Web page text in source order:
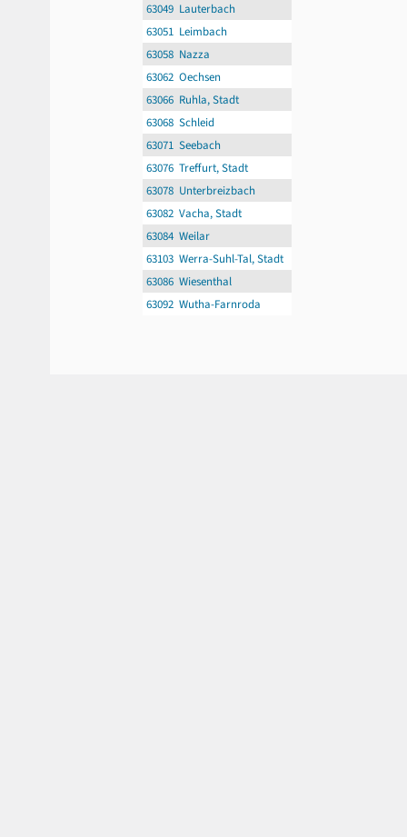
63049 Lauterbach
63051 Leimbach
63058 Nazza
63062 Oechsen
63066 Ruhla, Stadt
63068 Schleid
63071 Seebach
63076 Treffurt, Stadt
63078 Unterbreizbach
63082 Vacha, Stadt
63084 Weilar
63103 Werra-Suhl-Tal, Stadt
63086 Wiesenthal
63092 Wutha-Farnroda